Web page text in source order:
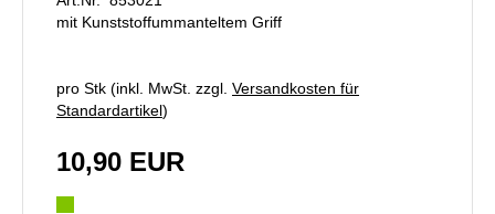
mit Kunststoffummanteltem Griff
pro Stk (inkl. MwSt. zzgl. Versandkosten für
Standardartikel)
10,90 EUR